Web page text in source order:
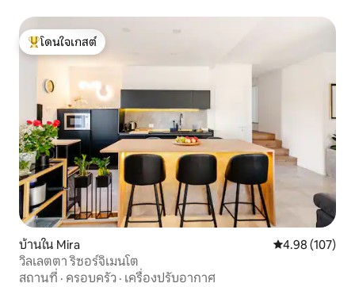
โดนใจเกสต์ที่สุด
โดนใจเกสต์
บ้านใน Mira คะแนนเฉลี่ย
4.98 (107)
วิลเลตตา ริซอร์จิเมนโต
สถานที่ · ครอบครัว · เครื่องปรับอากาศ